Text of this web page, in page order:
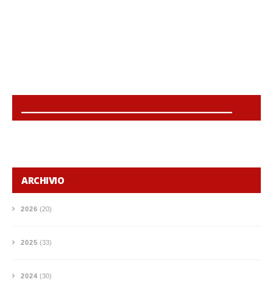
ARCHIVIO
2026 (20)
2025 (33)
2024 (30)